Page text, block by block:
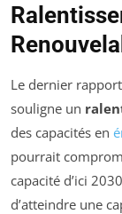
Le dernier rapport
souligne un
des capacités en
pourrait
capacité d’ici
d’atteindre une